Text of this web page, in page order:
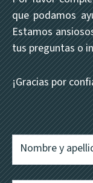
que podamos
Estamos
tus preguntas o
¡Gracias por
Contacto
productos
Nombre y